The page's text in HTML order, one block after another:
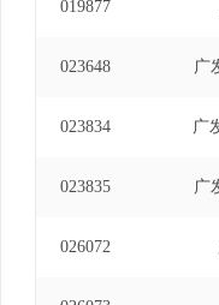
019877
023648 广
023834 广
023835 广
026072